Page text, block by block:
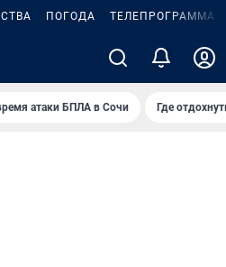
ПОГОДА ТЕЛЕПРОГРАММА
атаки БПЛА в Сочи Где